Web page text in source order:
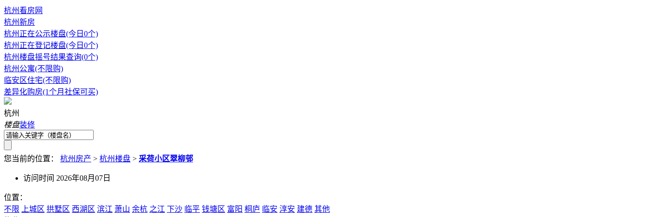
杭州看房网
杭州新房
杭州正在公示楼盘(今日0个)
杭州正在登记楼盘(今日0个)
杭州楼盘摇号结果查询(0个)
杭州公寓(不限购)
临安区住宅(不限购)
差异化购房(1个月社保可买)
杭州
楼盘装修
您当前的位置： 杭州房产 > 杭州楼盘 > 采荷小区翠柳邨
访问时间 2026年08月07日
位置：
不限
上城区 拱墅区 西湖区 滨江 萧山 余杭 之江 下沙 临平 钱塘区 富阳 桐庐 临安 淳安 建德 其他